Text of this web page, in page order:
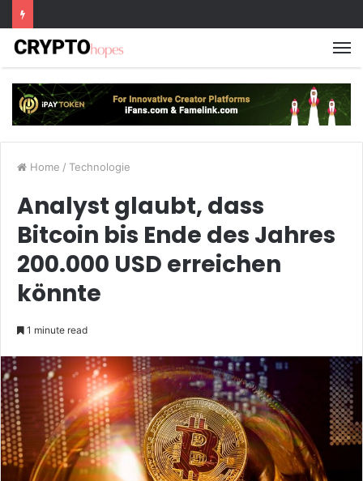
Home / Technologie
Analyst glaubt, dass
Bitcoin bis Ende des Jahres
200.000 USD erreichen
könnte
1 minute read